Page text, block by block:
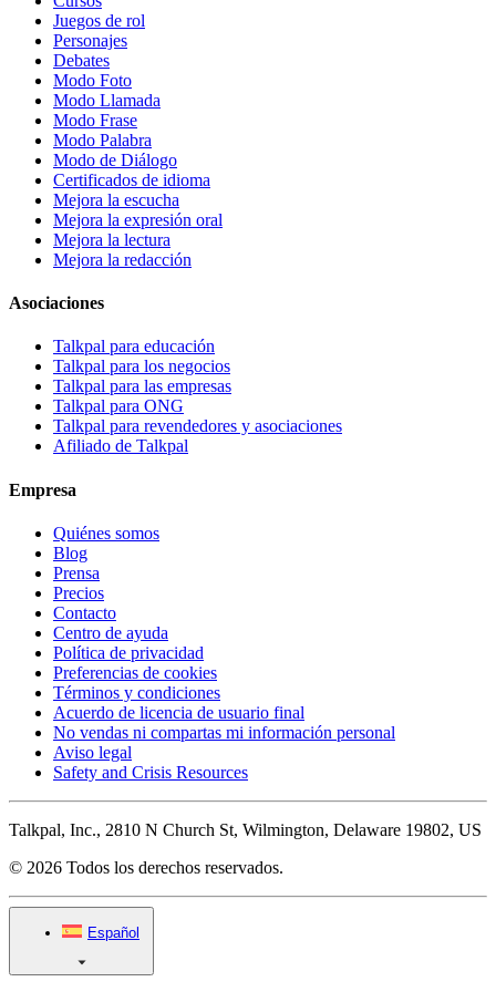
Juegos de rol
Personajes
Debates
Modo Foto
Modo Llamada
Modo Frase
Modo Palabra
Modo de Diálogo
Certificados de idioma
Mejora la escucha
Mejora la expresión oral
Mejora la lectura
Mejora la redacción
Asociaciones
Talkpal para educación
Talkpal para los negocios
Talkpal para las empresas
Talkpal para ONG
Talkpal para revendedores y asociaciones
Afiliado de Talkpal
Empresa
Quiénes somos
Blog
Prensa
Precios
Contacto
Centro de ayuda
Política de privacidad
Preferencias de cookies
Términos y condiciones
Acuerdo de licencia de usuario final
No vendas ni compartas mi información personal
Aviso legal
Safety and Crisis Resources
Talkpal, Inc., 2810 N Church St, Wilmington, Delaware 19802, US
© 2026 Todos los derechos reservados.
Español